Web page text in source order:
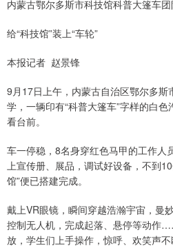
内蒙古鄂尔多斯市科技馆科普大篷车团
给“科技馆”装上“车轮”
本报记者 赵景锋
9月17日上午，内蒙古自治区鄂尔多斯
学，一辆印有“科普大篷车”字样的白
看台前。
车一停稳，8名身穿红色马甲的工作人
上宣传册、展品，调试好设备，不到
馆”便已搭建完成。
戴上VR眼镜，瞬间穿越浩瀚宇宙，曼
控制无人机，完成起落、悬停等动作
放，学生们上手操作，惊呼、欢笑声不